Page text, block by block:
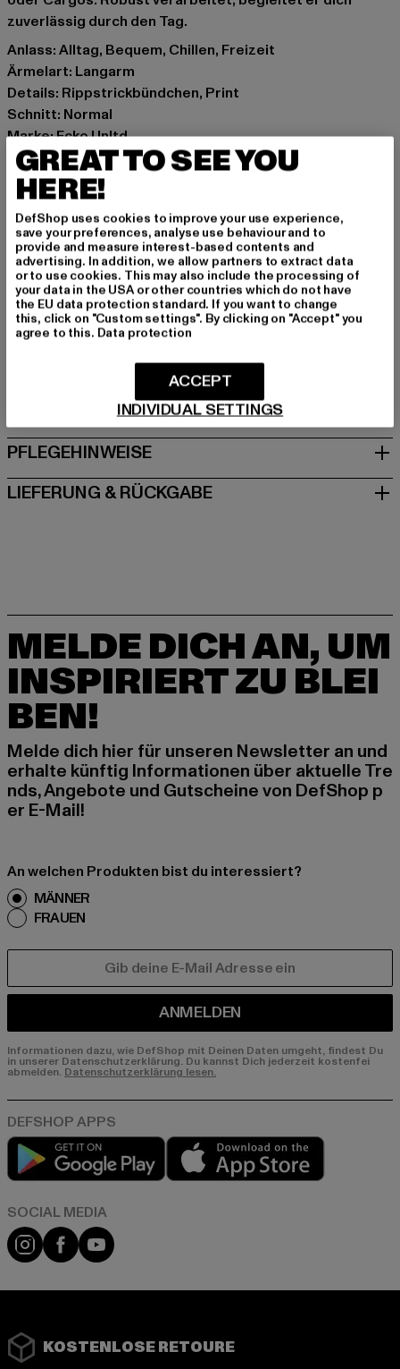
zuverlässig durch den Tag.
Anlass: Alltag, Bequem, Chillen, Freizeit
Ärmelart: Langarm
Details: Rippstrickbündchen, Print
Schnitt: Normal
Marke: Ecko Unltd.
Kat.: Pullover
Farbe: weiß
Hersteller Farbe: bright white
Materialzusammensetzung: 80% Baumwolle, 20%
Polyester
Art.Nr: ECKOCN1117-05104
Hersteller: TB International GmbH |info@tbint.de
Dr.-Robert-Murjahn-Straße 7 | 64372 Ober-Ramstadt |
GRÖSSE & PASSFORM
PFLEGEHINWEISE
LIEFERUNG & RÜCKGABE
MELDE DICH AN, UM
INSPIRIERT ZU BLEI
BEN!
Melde dich hier für unseren Newsletter an und
erhalte künftig Informationen über aktuelle Tre
nds, Angebote und Gutscheine von DefShop p
er E-Mail!
An welchen Produkten bist du interessiert?
MÄNNER
FRAUEN
ANMELDEN
Informationen dazu, wie DefShop mit Deinen Daten umgeht, findest Du
in unserer Datenschutzerklärung. Du kannst Dich jederzeit kostenfei
abmelden. Datenschutzerklärung lesen.
Play market
Instagram
FacebookYouTube
KOSTENLOSE RETOURE
GREAT TO SEE YOU
HERE!
DefShop uses cookies to improve your use experience,
save your preferences, analyse use behaviour and to
provide and measure interest-based contents and
advertising. In addition, we allow partners to extract data
or to use cookies. This may also include the processing of
your data in the USA or other countries which do not have
the EU data protection standard. If you want to change
this, click on "Custom settings". By clicking on "Accept" you
agree to this. Data protection
INDIVIDUAL SETTINGS
ACCEPT